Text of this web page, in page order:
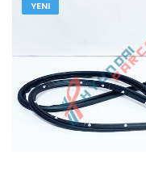
YENI